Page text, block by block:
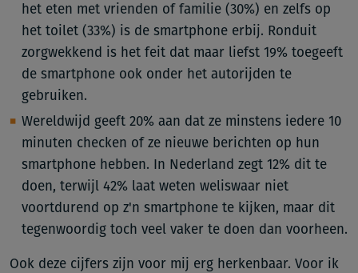
het eten met vrienden of familie (30%) en zelfs op
het toilet (33%) is de smartphone erbij. Ronduit
zorgwekkend is het feit dat maar liefst 19% toegeeft
de smartphone ook onder het autorijden te
gebruiken.
Wereldwijd geeft 20% aan dat ze minstens iedere 10
minuten checken of ze nieuwe berichten op hun
smartphone hebben. In Nederland zegt 12% dit te
doen, terwijl 42% laat weten weliswaar niet
voortdurend op z'n smartphone te kijken, maar dit
tegenwoordig toch veel vaker te doen dan voorheen.
Ook deze cijfers zijn voor mij erg herkenbaar. Voor ik